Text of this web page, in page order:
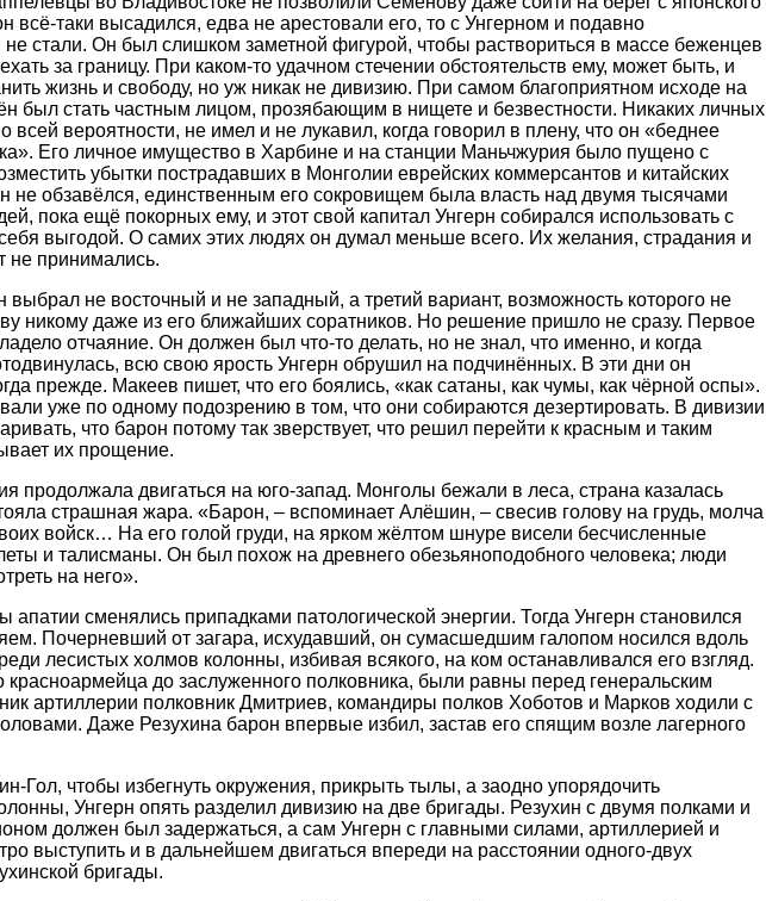
всё-таки высадился, едва не арестовали его, то с Унгерном и подавно
стали. Он был слишком заметной фигурой, чтобы раствориться в массе беженцев
за границу. При каком-то удачном стечении обстоятельств ему, может быть, и
жизнь и свободу, но уж никак не дивизию. При самом благоприятном исходе на
был стать частным лицом, прозябающим в нищете и безвестности. Никаких личных
всей вероятности, не имел и не лукавил, когда говорил в плену, что он «беднее
Его личное имущество в Харбине и на станции Маньчжурия было пущено с
убытки пострадавших в Монголии еврейских коммерсантов и китайских
не обзавёлся, единственным его сокровищем была власть над двумя тысячами
пока ещё покорных ему, и этот свой капитал Унгерн собирался использовать с
выгодой. О самих этих людях он думал меньше всего. Их желания, страдания и
не принимались.
выбрал не восточный и не западный, а третий вариант, возможность которого не
никому даже из его ближайших соратников. Но решение пришло не сразу. Первое
отчаяние. Он должен был что-то делать, но не знал, что именно, и когда
всю свою ярость Унгерн обрушил на подчинённых. В эти дни он
прежде. Макеев пишет, что его боялись, «как сатаны, как чумы, как чёрной оспы».
уже по одному подозрению в том, что они собираются дезертировать. В дивизии
что барон потому так зверствует, что решил перейти к красным и таким
их прощение.
продолжала двигаться на юго-запад. Монголы бежали в леса, страна казалась
страшная жара. «Барон, – вспоминает Алёшин, – свесив голову на грудь, молча
войск… На его голой груди, на ярком жёлтом шнуре висели бесчисленные
и талисманы. Он был похож на древнего обезьяноподобного человека; люди
на него».
апатии сменялись припадками патологической энергии. Тогда Унгерн становился
Почерневший от загара, исхудавший, он сумасшедшим галопом носился вдоль
лесистых холмов колонны, избивая всякого, на ком останавливался его взгляд.
красноармейца до заслуженного полковника, были равны перед генеральским
артиллерии полковник Дмитриев, командиры полков Хоботов и Марков ходили с
Даже Резухина барон впервые избил, застав его спящим возле лагерного
Гол, чтобы избегнуть окружения, прикрыть тылы, а заодно упорядочить
Унгерн опять разделил дивизию на две бригады. Резухин с двумя полками и
должен был задержаться, а сам Унгерн с главными силами, артиллерией и
выступить и в дальнейшем двигаться впереди на расстоянии одного-двух
бригады.